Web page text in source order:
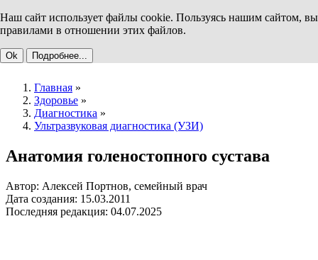
Наш сайт использует файлы cookie. Пользуясь нашим сайтом, вы
правилами в отношении этих файлов.
Ok Подробнее...
Главная »
Здоровье »
Диагностика »
Ультразвуковая диагностика (УЗИ)
Анатомия голеностопного сустава
Автор: Алексей Портнов, семейный врач
Дата создания: 15.03.2011
Последняя редакция: 04.07.2025